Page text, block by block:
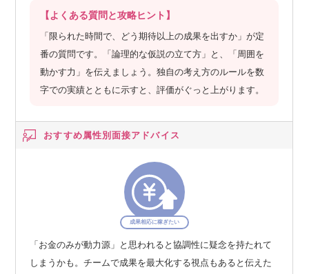
【よくある質問と攻略ヒント】
「限られた時間で、どう期待以上の成果を出すか」が定
番の質問です。「論理的な仮説の立て方」と、「周囲を
動かす力」を伝えましょう。独自の考え方のルールを数
字での実績とともに示すと、評価がぐっと上がります。
おすすめ属性別面接アドバイス
成果相応に稼ぎたい
「お金のみが動力源」と思われると協調性に疑念を持たれて
しまうかも。チームで成果を最大化する視点もあると伝えた